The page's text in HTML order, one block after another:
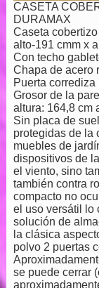
CASETA
DURAMAX
Caseta
alto-191 cmm x
Con techo
Chapa de acero
Puerta corrediza
Grosor de la
altura: 164,8 cm
Sin placa de
protegidas de la
muebles de
dispositivos de
el viento, sino
también contra
compacto no
el uso versátil lo
solución de
la clásica
polvo 2 puertas
se puede cerrar